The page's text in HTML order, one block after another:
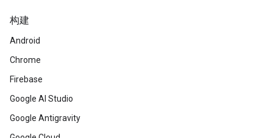
构建
Android
Chrome
Firebase
Google AI Studio
Google Antigravity